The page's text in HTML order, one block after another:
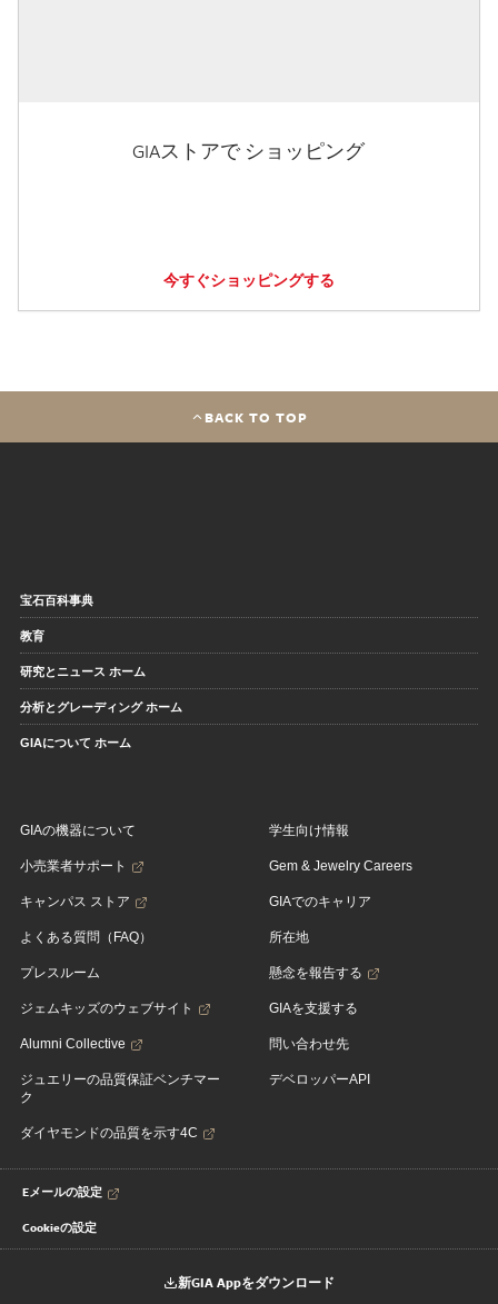
GIAストアで ショッピング
今すぐショッピングする
BACK TO TOP
宝石百科事典
教育
研究とニュース ホーム
分析とグレーディング ホーム
GIAについて ホーム
GIAの機器について
小売業者サポート
キャンパス ストア
よくある質問（FAQ）
プレスルーム
ジェムキッズのウェブサイト
Alumni Collective
ジュエリーの品質保証ベンチマー
ク
ダイヤモンドの品質を示す4C
学生向け情報
Gem & Jewelry Careers
GIAでのキャリア
所在地
懸念を報告する
GIAを支援する
問い合わせ先
デベロッパーAPI
Eメールの設定
Cookieの設定
新GIA Appをダウンロード